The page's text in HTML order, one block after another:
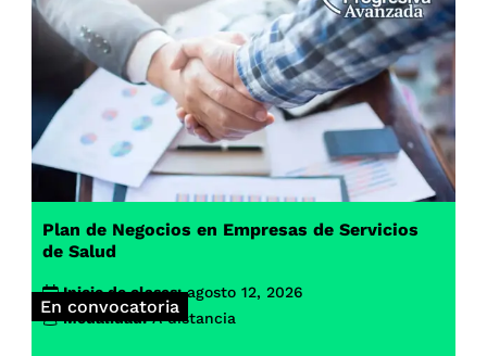
En convocatoria
Plan de Negocios en Empresas de Servicios
de Salud
Inicio de clases: agosto 12, 2026
Modalidad: A distancia